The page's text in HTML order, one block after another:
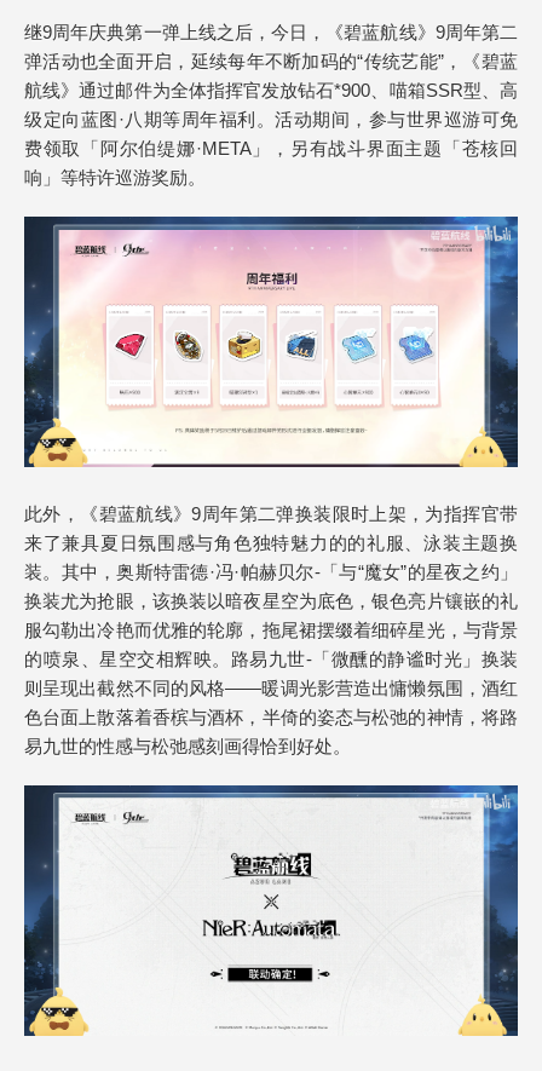
继9周年庆典第一弹上线之后，今日，《碧蓝航线》9周年第二
弹活动也全面开启，延续每年不断加码的“传统艺能”，《碧蓝
航线》通过邮件为全体指挥官发放钻石*900、喵箱SSR型、高
级定向蓝图·八期等周年福利。活动期间，参与世界巡游可免
费领取「阿尔伯缇娜·META」，另有战斗界面主题「苍核回
响」等特许巡游奖励。
此外，《碧蓝航线》9周年第二弹换装限时上架，为指挥官带
来了兼具夏日氛围感与角色独特魅力的的礼服、泳装主题换
装。其中，奥斯特雷德·冯·帕赫贝尔-「与“魔女”的星夜之约」
换装尤为抢眼，该换装以暗夜星空为底色，银色亮片镶嵌的礼
服勾勒出冷艳而优雅的轮廓，拖尾裙摆缀着细碎星光，与背景
的喷泉、星空交相辉映。路易九世-「微醺的静谧时光」换装
则呈现出截然不同的风格——暖调光影营造出慵懒氛围，酒红
色台面上散落着香槟与酒杯，半倚的姿态与松弛的神情，将路
易九世的性感与松弛感刻画得恰到好处。